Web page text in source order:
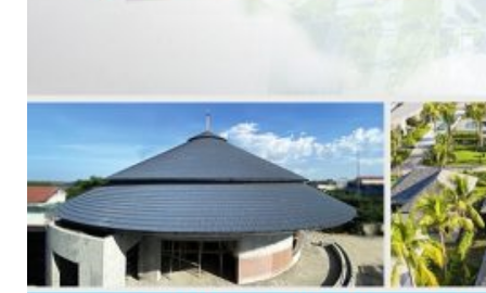
HỆ THỐNG XỬ LÝ NƯỚC THẢI THÔNG MINH
PHÒNG BƠM (PUMP ROOM) EPSSO
TRẠM BƠM TÍCH HỢP SẴN THÔNG MINH EPSSO
HỆ THỐNG BƠM PCCC NGUYÊN CỤM EPSSO